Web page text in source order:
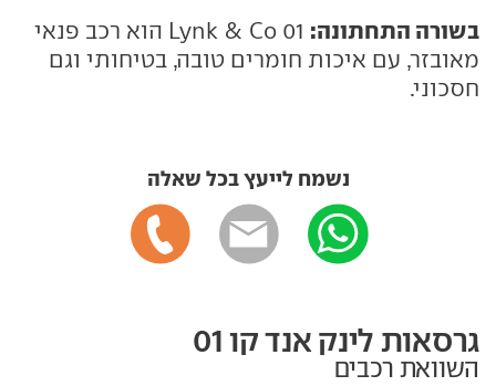
בשורה התחתונה:
Lynk & Co 01 הוא רכב פנאי
מאובזר, עם איכות חומרים טובה, בטיחותי וגם
חסכוני.
נשמח לייעץ בכל שאלה
גרסאות לינק אנד קו 01
השוואת רכבים